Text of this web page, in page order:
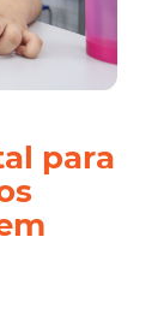
para